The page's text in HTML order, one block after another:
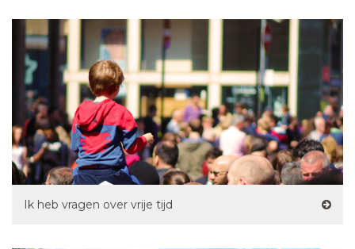
Ik heb vragen over vrije tijd